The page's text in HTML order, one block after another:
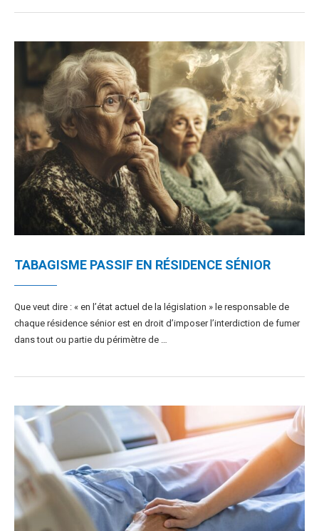
TABAGISME PASSIF EN RÉSIDENCE SÉNIOR
Que veut dire : « en l’état actuel de la législation » le responsable de
chaque résidence sénior est en droit d’imposer l’interdiction de fumer
dans tout ou partie du périmètre de …